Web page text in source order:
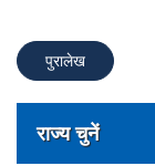
पुरालेख
राज्य चुनें